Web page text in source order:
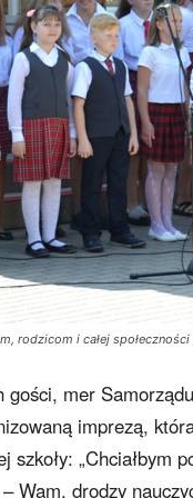
rodzicom i całej
mer
imprezą,
szkoły:
Wam, drodzy